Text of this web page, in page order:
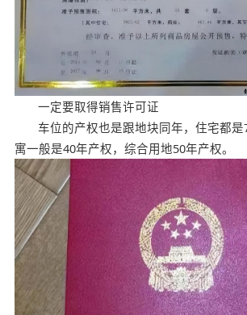
一定要取得销售许可证
车位的产权也是跟地块同年，住宅都
寓一般是40年产权，综合用地50年产权。